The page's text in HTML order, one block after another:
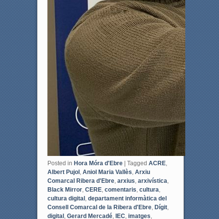
Posted in Hora Móra d'Ebre Tagged ACRE,
Albert Pujol , Aniol Maria Vallès, Arxiu
Comarcal Ribera d'Ebre, arxius, arxivística,
Black Mirror, CERE, comentaris, cultura,
cultura digital , departament informàtica del
Consell Comarcal de la Ribera d'Ebre, Dígit,
digital , Gerard Mercadé, IEC, imatges,